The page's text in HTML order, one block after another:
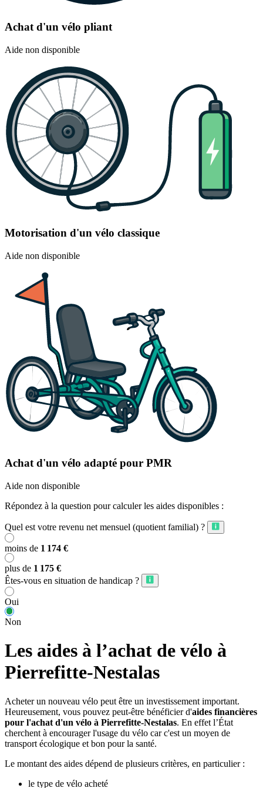
Achat d'un vélo pliant
Aide non disponible
Motorisation d'un vélo classique
Aide non disponible
Achat d'un vélo adapté pour PMR
Aide non disponible
Répondez à la question pour calculer les aides disponibles :
Quel est votre revenu net mensuel (quotient familial) ?
moins de 1 174 €
plus de 1 175 €
Êtes-vous en situation de handicap ?
Oui
Non
Les aides à l’achat de vélo à
Pierrefitte-Nestalas
Acheter un nouveau vélo peut être un investissement important.
Heureusement, vous pouvez peut-être bénéficier d'aides financières
pour l'achat d'un vélo à Pierrefitte-Nestalas. En effet l’État
cherchent à encourager l'usage du vélo car c'est un moyen de
transport écologique et bon pour la santé.
Le montant des aides dépend de plusieurs critères, en particulier :
le type de vélo acheté